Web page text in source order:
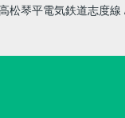
松琴平電気鉄道志度線